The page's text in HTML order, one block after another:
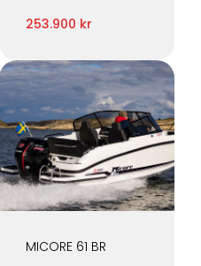
253.900 kr
MICORE 61 BR